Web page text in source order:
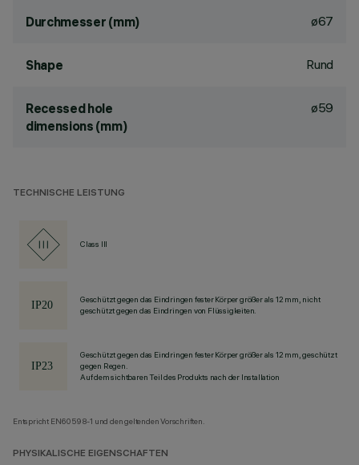
Durchmesser (mm) ø67
Shape Rund
Recessed hole
dimensions (mm)
ø59
TECHNISCHE LEISTUNG
Class III
Geschützt gegen das Eindringen fester Körper größer als 12 mm, nicht
geschützt gegen das Eindringen von Flüssigkeiten.
Geschützt gegen das Eindringen fester Körper größer als 12 mm, geschützt
gegen Regen.
Auf dem sichtbaren Teil des Produkts nach der Installation
Entspricht EN60598-1 und den geltenden Vorschriften.
PHYSIKALISCHE EIGENSCHAFTEN